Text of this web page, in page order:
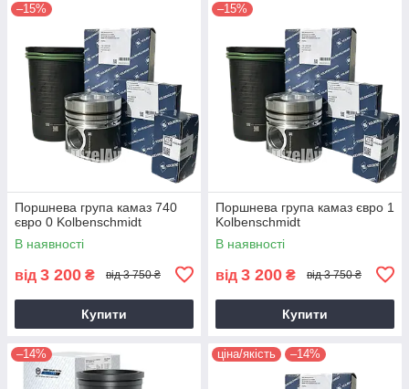
–15%
Поршнева група камаз 740
євро 0 Kolbenschmidt
В наявності
від 3 200 ₴ від 3 750 ₴
Купити
–15%
Поршнева група камаз євро 1
Kolbenschmidt
В наявності
від 3 200 ₴ від 3 750 ₴
Купити
–14% ціна/якість –14%